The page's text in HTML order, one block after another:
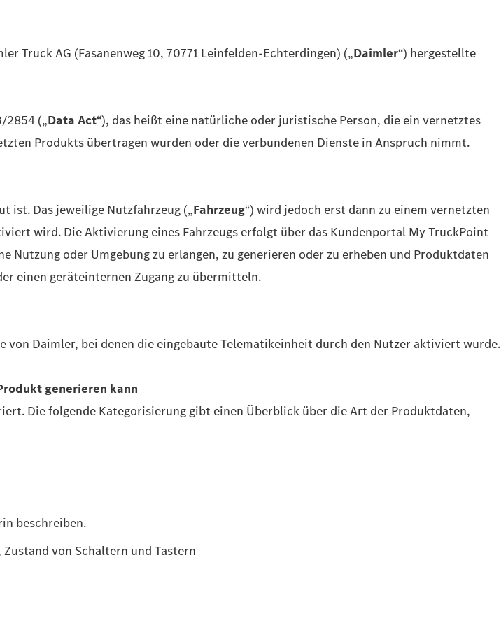
Truck AG (Fasanenweg 10, 70771 Leinfelden-Echterdingen) („Daimler“) hergestellte
2854 („Data Act“), das heißt eine natürliche oder juristische Person, die ein vernetztes
Produkts übertragen wurden oder die verbundenen Dienste in Anspruch nimmt.
ist. Das jeweilige Nutzfahrzeug („Fahrzeug“) wird jedoch erst dann zu einem vernetzten
wird. Die Aktivierung eines Fahrzeugs erfolgt über das Kundenportal My TruckPoint
Nutzung oder Umgebung zu erlangen, zu generieren oder zu erheben und Produktdaten
einen geräteinternen Zugang zu übermitteln.
Daimler, bei denen die eingebaute Telematikeinheit durch den Nutzer aktiviert wurde.
generieren kann
Die folgende Kategorisierung gibt einen Überblick über die Art der Produktdaten,
beschreiben.
von Schaltern und Tastern